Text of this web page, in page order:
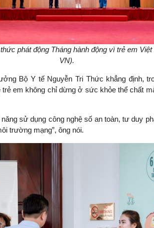
phát động Tháng hành động vì trẻ em
VN).
Bộ Y tế Nguyễn Tri Thức khẳng định,
em không chỉ dừng ở sức khỏe thể chất
sử dụng công nghệ số an toàn, tư duy
trường mạng”, ông nói.